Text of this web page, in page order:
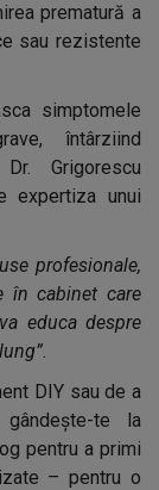
prematură a
sau rezistente
simptomele
întârziind
Grigorescu
expertiza unui
profesionale,
în cabinet care
educa despre
.
DIY sau de a
te la
pentru a primi
– pentru o